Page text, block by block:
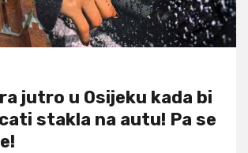
jutro u Osijeku kada bi
stakla na autu! Pa se